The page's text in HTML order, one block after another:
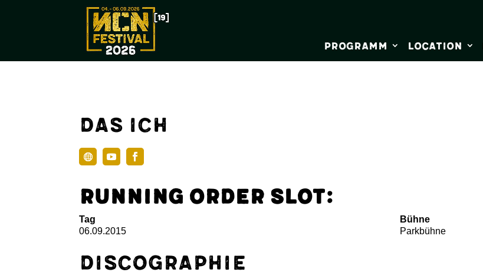
Programm Location
Das Ich
Running Order Slot:
Tag
06.09.2015
Bühne
Parkbühne
Discographie